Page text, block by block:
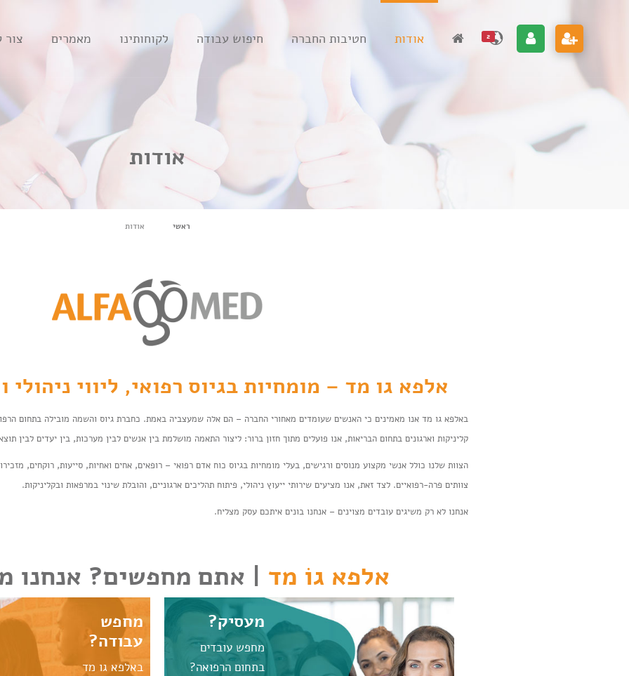
2 אודות חטיבות החברה חיפוש עבודה לקוחותינו מאמרים
אודות
ראשי אודות
אלפא גו מד – מומחיות בגיוס רפואי, ליווי ניהולי
באלפא גו מד אנו מאמינים כי האנשים שעומדים מאחורי החברה – הם אלה שמעצביה באמת. כחברת גיוס והשמה מובילה בתחום
קליניקות וארגונים בתחום הבריאות, אנו פועלים מתוך חזון ברור: ליצור התאמה מושלמת בין אנשים לבין מערכות, בין יעדים לבין
הצוות שלנו כולל אנשי מקצוע מנוסים ורגישים, בעלי מומחיות בגיוס כוח אדם רפואי – רופאים, אחים ואחיות, סייעות, רוקחים,
צוותים פרה-רפואיים. לצד זאת, אנו מציעים שירותי ייעוץ ניהולי, פיתוח תהליכים ארגוניים, והובלת שינוי במרפאות ובקליניקות.
אנחנו לא רק משיגים עובדים מצוינים – אנחנו בונים איתכם עסק מצליח.
אלפא גוֹ מד | אתם מחפשים? אנחנו
מעסיק?
מחפש עובדים
בתחום הרפואה?
מחפש
עבודה?
באלפא גו מד